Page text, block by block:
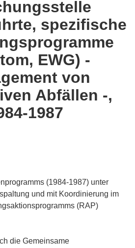
spezifische
EWG) -
von
Abfällen -,
1987
(1984-1987) unter
und mit Koordinierung im
(RAP)
die Gemeinsame